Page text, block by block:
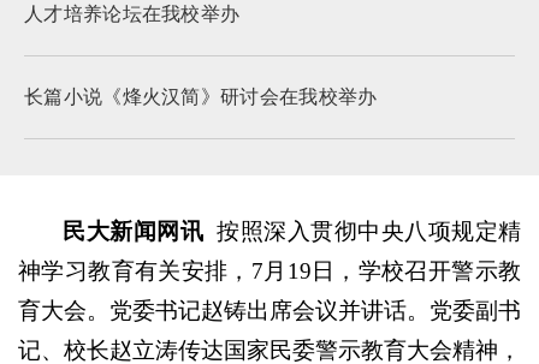
人才培养论坛在我校举办
长篇小说《烽火汉简》研讨会在我校举办
民大新闻网讯按照深入贯彻中央八项规定精
神学习教育有关安排，7月19日，学校召开警示教
育大会。党委书记赵铸出席会议并讲话。党委副书
记、校长赵立涛传达国家民委警示教育大会精神，